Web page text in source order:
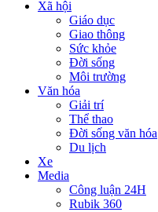
Xã hội
Giáo dục
Giao thông
Sức khỏe
Đời sống
Môi trường
Văn hóa
Giải trí
Thể thao
Đời sống văn hóa
Du lịch
Xe
Media
Công luận 24H
Rubik 360